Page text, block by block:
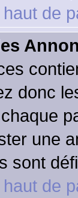
de
donc
une
sont
de